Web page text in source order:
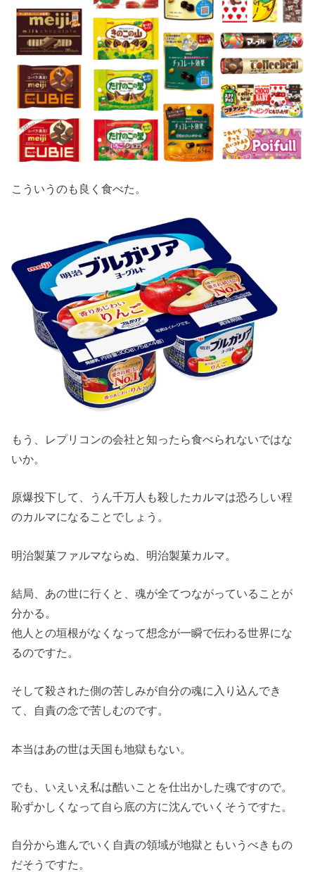
こういうのも良く食べた。
もう、レプリコンの会社と知ったら食べられないではな
いか。
原爆投下して、うん千万人も殺したカルマは恐ろしい程
のカルマになることでしょう。
明治製菓ファルマならぬ、明治製菓カルマ。
結局、あの世に行くと、魂が全てつながっていることが
分かる。
他人との垣根がなくなって想念が一瞬で伝わる世界にな
るのですた。
そして殺された側の苦しみが自分の魂に入り込んでき
て、自責の念で苦しむのです。
本当はあの世は天国も地獄もない。
でも、いえいえ私は酷いことを仕出かした魂ですので。
恥ずかしくなって自ら底の方に沈んでいくそうですた。
自分から進んでいく自責の領域が地獄ともいうべきもの
だそうですた。